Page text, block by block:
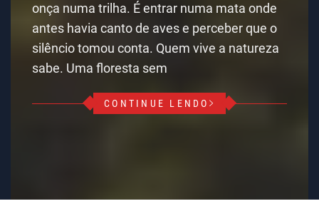
onça numa trilha. É entrar numa mata onde
antes havia canto de aves e perceber que o
silêncio tomou conta. Quem vive a natureza
sabe. Uma floresta sem
CONTINUE LENDO